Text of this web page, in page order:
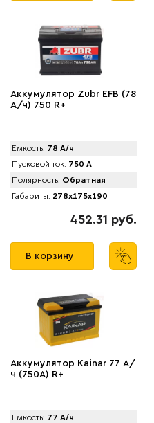
Аккумулятор Zubr EFB (78
А/ч) 750 R+
Емкость: 78 А/ч
Пусковой ток: 750 А
Полярность: Обратная
Габариты: 278x175x190
452.31 руб.
В корзину
Аккумулятор Kainar 77 А/
ч (750A) R+
Емкость: 77 А/ч